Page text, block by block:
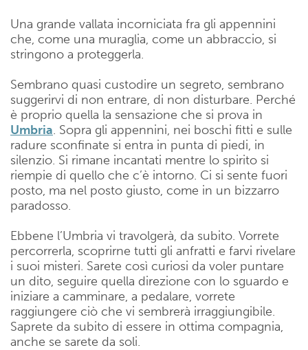
Una grande vallata incorniciata fra gli appennini
che, come una muraglia, come un abbraccio, si
stringono a proteggerla.
Sembrano quasi custodire un segreto, sembrano
suggerirvi di non entrare, di non disturbare. Perché
è proprio quella la sensazione che si prova in
Umbria. Sopra gli appennini, nei boschi fitti e sulle
radure sconfinate si entra in punta di piedi, in
silenzio. Si rimane incantati mentre lo spirito si
riempie di quello che c’è intorno. Ci si sente fuori
posto, ma nel posto giusto, come in un bizzarro
paradosso.
Ebbene l’Umbria vi travolgerà, da subito. Vorrete
percorrerla, scoprirne tutti gli anfratti e farvi rivelare
i suoi misteri. Sarete così curiosi da voler puntare
un dito, seguire quella direzione con lo sguardo e
iniziare a camminare, a pedalare, vorrete
raggiungere ciò che vi sembrerà irraggiungibile.
Saprete da subito di essere in ottima compagnia,
anche se sarete da soli.